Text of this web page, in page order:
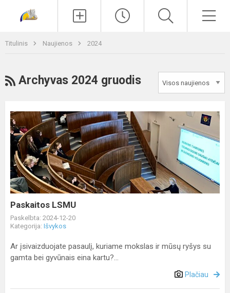
Titulinis Naujienos 2024
RSS
Archyvas 2024 gruodis
Paskaitos
LSMU
Paskaitos LSMU
Paskelbta: 2024-12-20
Kategorija: Išvykos
Ar įsivaizduojate pasaulį, kuriame mokslas ir mūsų ryšys su
gamta bei gyvūnais eina kartu?...
Plačiau